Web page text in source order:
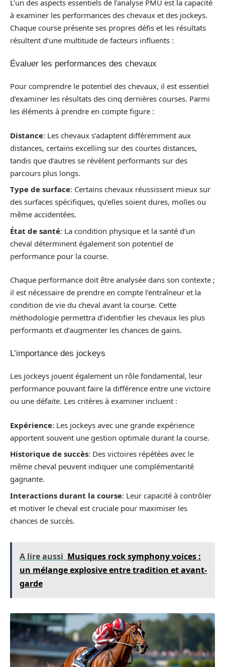
L’un des aspects essentiels de l’analyse PMU est la capacité
à examiner les performances des chevaux et des jockeys.
Chaque course présente ses propres défis et les résultats
résultent d’une multitude de facteurs influents :
Évaluer les performances des chevaux
Pour comprendre le potentiel des chevaux, il est essentiel
d’examiner les résultats des cinq dernières courses. Parmi
les éléments à prendre en compte figure :
Distance: Les chevaux s’adaptent différemment aux
distances, certains excelling sur des courtes distances,
tandis que d’autres se révèlent performants sur des
parcours plus longs.
Type de surface: Certains chevaux réussissent mieux sur
des surfaces spécifiques, qu’elles soient dures, molles ou
même accidentées.
État de santé: La condition physique et la santé d’un
cheval déterminent également son potentiel de
performance pour la course.
Chaque performance doit être analysée dans son contexte ;
il est nécessaire de prendre en compte l’entraîneur et la
condition de vie du cheval avant la course. Cette
méthodologie permettra d’identifier les chevaux les plus
performants et d’augmenter les chances de gains.
L’importance des jockeys
Les jockeys jouent également un rôle fondamental, leur
performance pouvant faire la différence entre une victoire
ou une défaite. Les critères à examiner incluent :
Expérience: Les jockeys avec une grande expérience
apportent souvent une gestion optimale durant la course.
Historique de succès: Des victoires répétées avec le
même cheval peuvent indiquer une complémentarité
gagnante.
Interactions durant la course: Leur capacité à contrôler
et motiver le cheval est cruciale pour maximiser les
chances de succès.
A lire aussi Musiques rock symphony voices :
un mélange explosive entre tradition et avant-
garde